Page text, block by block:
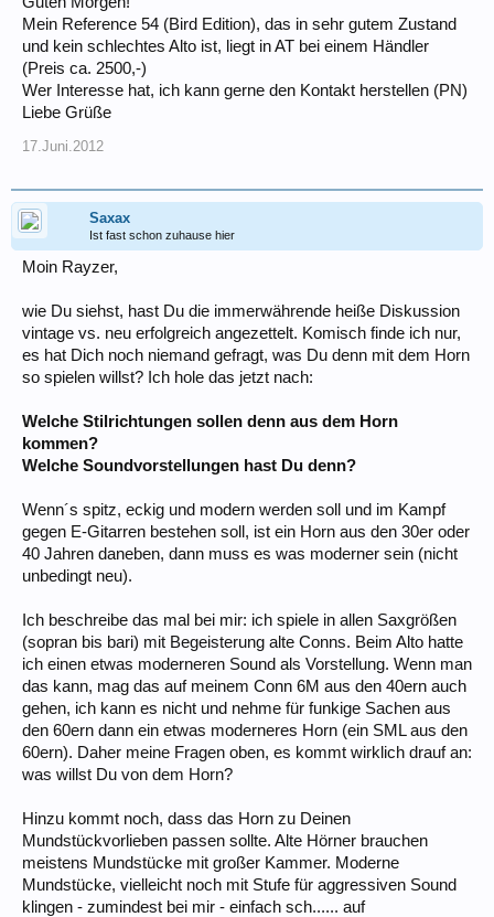
Mein Reference 54 (Bird Edition), das in sehr gutem Zustand
und kein schlechtes Alto ist, liegt in AT bei einem Händler
(Preis ca. 2500,-)
Wer Interesse hat, ich kann gerne den Kontakt herstellen (PN)
Liebe Grüße
17.Juni.2012
Saxax
Ist fast schon zuhause hier
Moin Rayzer,
wie Du siehst, hast Du die immerwährende heiße Diskussion
vintage vs. neu erfolgreich angezettelt. Komisch finde ich nur,
es hat Dich noch niemand gefragt, was Du denn mit dem Horn
so spielen willst? Ich hole das jetzt nach:
Welche Stilrichtungen sollen denn aus dem Horn
kommen?
Welche Soundvorstellungen hast Du denn?
Wenn´s spitz, eckig und modern werden soll und im Kampf
gegen E-Gitarren bestehen soll, ist ein Horn aus den 30er oder
40 Jahren daneben, dann muss es was moderner sein (nicht
unbedingt neu).
Ich beschreibe das mal bei mir: ich spiele in allen Saxgrößen
(sopran bis bari) mit Begeisterung alte Conns. Beim Alto hatte
ich einen etwas moderneren Sound als Vorstellung. Wenn man
das kann, mag das auf meinem Conn 6M aus den 40ern auch
gehen, ich kann es nicht und nehme für funkige Sachen aus
den 60ern dann ein etwas moderneres Horn (ein SML aus den
60ern). Daher meine Fragen oben, es kommt wirklich drauf an:
was willst Du von dem Horn?
Hinzu kommt noch, dass das Horn zu Deinen
Mundstückvorlieben passen sollte. Alte Hörner brauchen
meistens Mundstücke mit großer Kammer. Moderne
Mundstücke, vielleicht noch mit Stufe für aggressiven Sound
klingen - zumindest bei mir - einfach sch...... auf